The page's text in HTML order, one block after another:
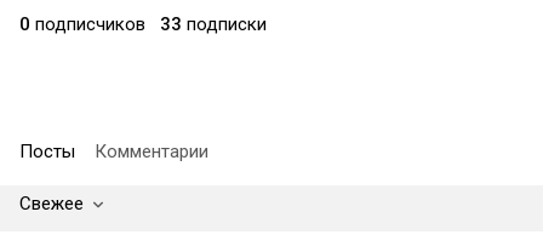
0 подписчиков 33 подписки
Посты Комментарии
Свежее